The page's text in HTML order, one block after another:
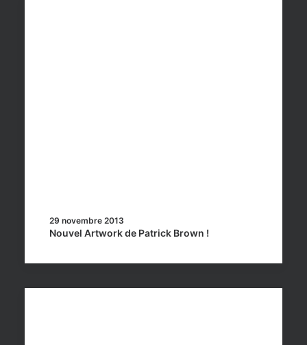
29 novembre 2013
Nouvel Artwork de Patrick Brown !